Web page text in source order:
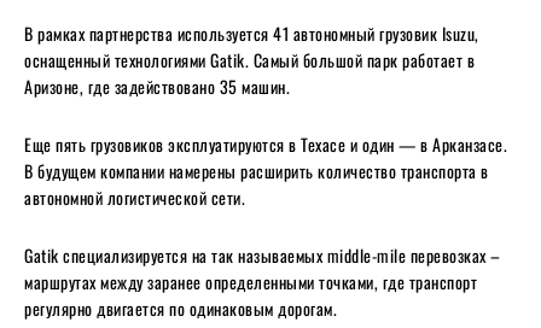
В рамках партнерства используется 41 автономный грузовик Isuzu,
оснащенный технологиями Gatik. Самый большой парк работает в
Аризоне, где задействовано 35 машин.
Еще пять грузовиков эксплуатируются в Техасе и один — в Арканзасе.
В будущем компании намерены расширить количество транспорта в
автономной логистической сети.
Gatik специализируется на так называемых middle-mile перевозках –
маршрутах между заранее определенными точками, где транспорт
регулярно двигается по одинаковым дорогам.